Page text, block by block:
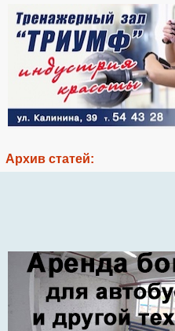
Архив статей: